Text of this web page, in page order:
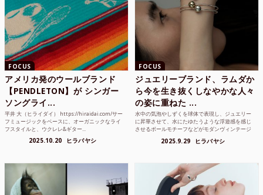
FOCUS
アメリカ発のウールブランド
【PENDLETON】が シンガー
ソングライ...
平井 大（ヒライダイ） https://hiraidai.com/サー
フミュージックをベースに、オーガニックなライ
フスタイルと、ウクレレ&ギター...
2025.10.20 ヒラバヤシ
FOCUS
ジュエリーブランド、ラムダか
ら今を生き抜くしなやかな人々
の姿に重ねた ...
水中の気泡やしずくを球体で表現し、ジュエリー
に昇華させて、水にたゆたうような浮遊感を感じ
させるボールモチーフなどがモダンヴィンテージ
2025.9.29 ヒラバヤシ